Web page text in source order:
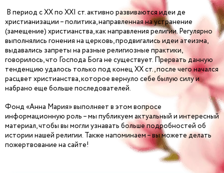
В период с XX по XXI ст. активно развиваются идеи де
христианизации – политика, направленная на устранение
(замещение) христианства, как направления религии. Регулярно
выполнялись гонения на церковь, продвигались идеи атеизма,
выдавались запреты на разные религиозные практики,
говорилось, что Господа Бога не существует. Прервать данную
тенденцию удалось только под конец XX ст., после чего начался
расцвет христианства, которое вернуло себе былую силу и
набрано еще больше последователей.
Фонд «Анна Мария» выполняет в этом вопросе
информационную роль – мы публикуем актуальный и интересный
материал, чтобы вы могли узнавать больше подробностей об
истории нашей религии. Также напоминаем – вы можете делать
пожертвование на сайте!